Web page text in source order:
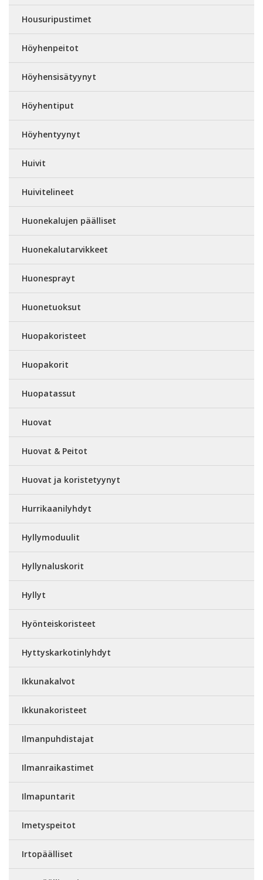
Housuripustimet
Höyhenpeitot
Höyhensisätyynyt
Höyhentiput
Höyhentyynyt
Huivit
Huivitelineet
Huonekalujen päälliset
Huonekalutarvikkeet
Huonesprayt
Huonetuoksut
Huopakoristeet
Huopakorit
Huopatassut
Huovat
Huovat & Peitot
Huovat ja koristetyynyt
Hurrikaanilyhdyt
Hyllymoduulit
Hyllynaluskorit
Hyllyt
Hyönteiskoristeet
Hyttyskarkotinlyhdyt
Ikkunakalvot
Ikkunakoristeet
Ilmanpuhdistajat
Ilmanraikastimet
Ilmapuntarit
Imetyspeitot
Irtopäälliset